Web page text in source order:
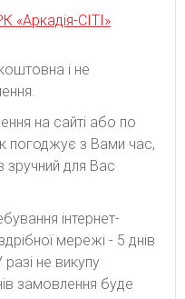
«Аркадія-СІТІ»
і не
на сайті або по
погоджує з Вами час,
зручний для Вас
інтернет-
мережі - 5 днів
не викупу
замовлення буде